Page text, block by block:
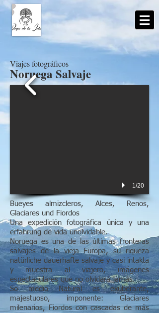
Viajes fotográficos
Noruega Salvaje
1/20
Bueyes almizcleros, Alces, Renos,
Glaciares und Fiordos
Una expedición fotográfica única y una
erfahrung de vida unolvidable.
Noruega es una de las últimas fronteras
salvajes de la vieja Europa, su riqueza
natürliche dauerhafte salvaje y casi intakta
y muestra al viajero, imágenes
espectaculares que no olvidará jamás.
So medio Natural es exuberante,
majestuoso, imponente: Glaciares
milenarios, Fiordos con cascadas de más